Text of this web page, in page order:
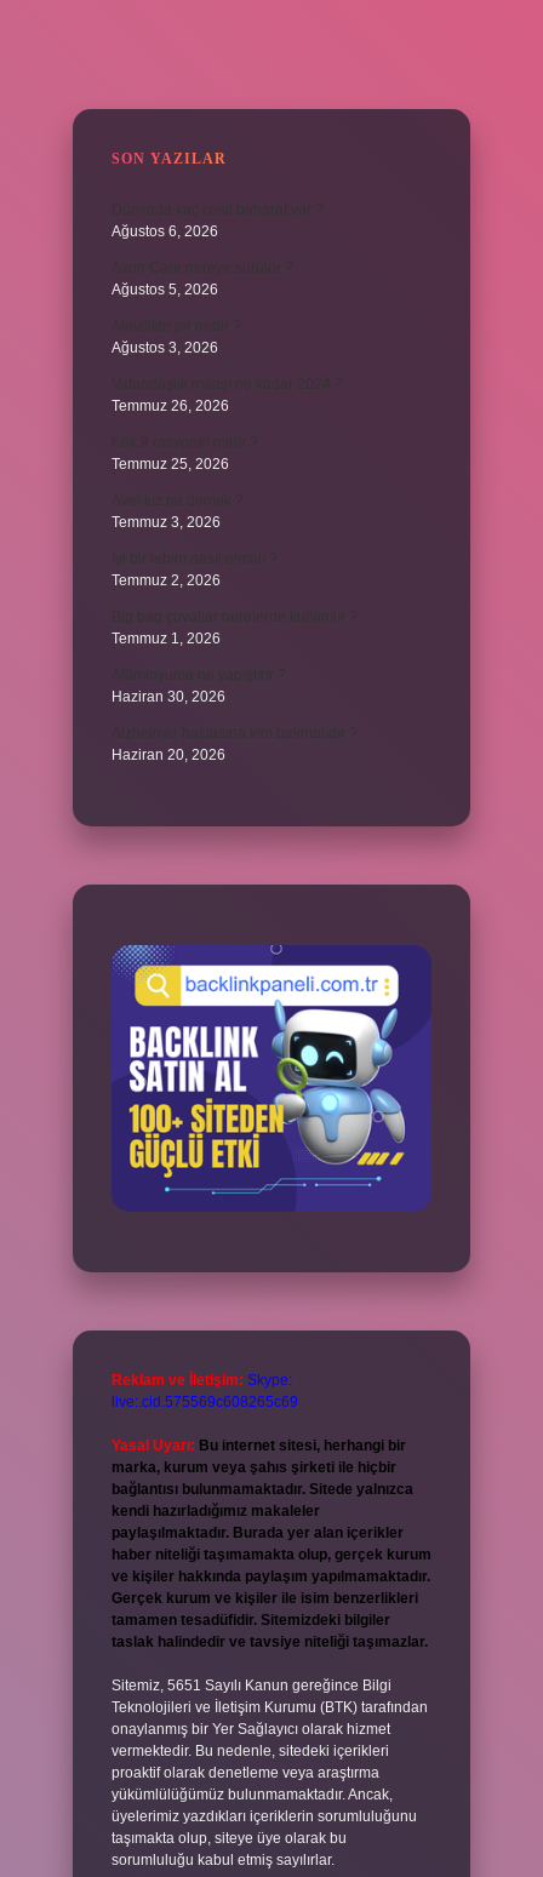
SON YAZILAR
Dünyada kaç cesit baharat var ?
Ağustos 6, 2026
Ağustos 5, 2026
Ağustos 3, 2026
Temmuz 26, 2026
Temmuz 25, 2026
Temmuz 3, 2026
Temmuz 2, 2026
Temmuz 1, 2026
Haziran 30, 2026
Haziran 20, 2026
Reklam ve İletişim: Skype:
live:.cid.575569c608265c69
Yasal Uyarı: Bu internet sitesi, herhangi bir
marka, kurum veya şahıs şirketi ile hiçbir
bağlantısı bulunmamaktadır. Sitede yalnızca
kendi hazırladığımız makaleler
paylaşılmaktadır. Burada yer alan içerikler
haber niteliği taşımamakta olup, gerçek kurum
ve kişiler hakkında paylaşım yapılmamaktadır.
Gerçek kurum ve kişiler ile isim benzerlikleri
tamamen tesadüfidir. Sitemizdeki bilgiler
taslak halindedir ve tavsiye niteliği taşımazlar.
Sitemiz, 5651 Sayılı Kanun gereğince Bilgi
Teknolojileri ve İletişim Kurumu (BTK) tarafından
onaylanmış bir Yer Sağlayıcı olarak hizmet
vermektedir. Bu nedenle, sitedeki içerikleri
proaktif olarak denetleme veya araştırma
yükümlülüğümüz bulunmamaktadır. Ancak,
üyelerimiz yazdıkları içeriklerin sorumluluğunu
taşımakta olup, siteye üye olarak bu
sorumluluğu kabul etmiş sayılırlar.